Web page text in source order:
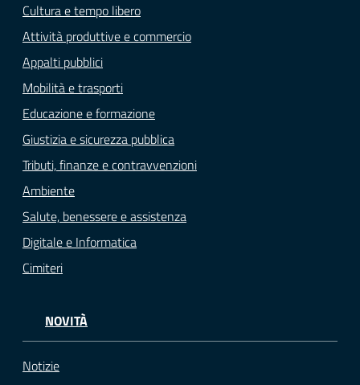
Cultura e tempo libero
Attività produttive e commercio
Appalti pubblici
Mobilità e trasporti
Educazione e formazione
Giustizia e sicurezza pubblica
Tributi, finanze e contravvenzioni
Ambiente
Salute, benessere e assistenza
Digitale e Informatica
Cimiteri
NOVITÀ
Notizie